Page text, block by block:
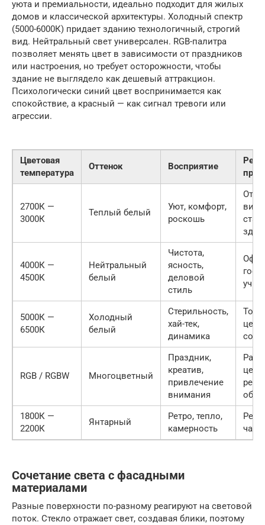
уюта и премиальности, идеально подходит для жилых
домов и классической архитектуры. Холодный спектр
(5000-6000К) придает зданию технологичный, строгий
вид. Нейтральный свет универсален. RGB-палитра
позволяет менять цвет в зависимости от праздников
или настроения, но требует осторожности, чтобы
здание не выглядело как дешевый аттракцион.
Психологически синий цвет воспринимается как
спокойствие, а красный — как сигнал тревоги или
агрессии.
Цветовая
температура
Оттенок Восприятие
2700К —
3000К
Теплый белый
Уют, комфорт,
роскошь
4000К —
4500К
Нейтральный
белый
Чистота,
ясность,
деловой
стиль
5000К —
6500К
Холодный
белый
Стерильность,
хай-тек,
динамика
RGB / RGBW Многоцветный
Праздник,
креатив,
привлечение
внимания
1800К —
2200К
Янтарный
Ретро, тепло,
камерность
Сочетание света с фасадными
материалами
Разные поверхности по-разному реагируют на световой
поток. Стекло отражает свет, создавая блики, поэтому